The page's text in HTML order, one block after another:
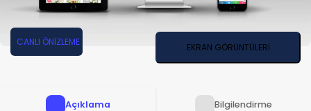
CANLI ÖNİZLEME EKRAN GÖRÜNTÜLERİ
Açıklama Bilgilendirme